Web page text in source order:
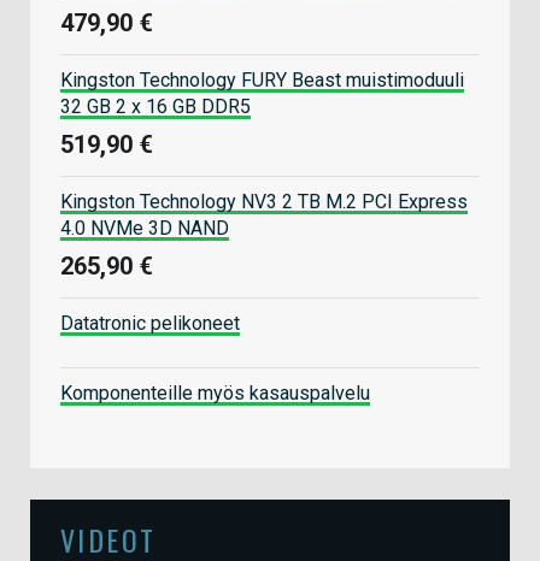
479,90 €
Kingston Technology FURY Beast muistimoduuli
32 GB 2 x 16 GB DDR5
519,90 €
Kingston Technology NV3 2 TB M.2 PCI Express
4.0 NVMe 3D NAND
265,90 €
Datatronic pelikoneet
Komponenteille myös kasauspalvelu
VIDEOT